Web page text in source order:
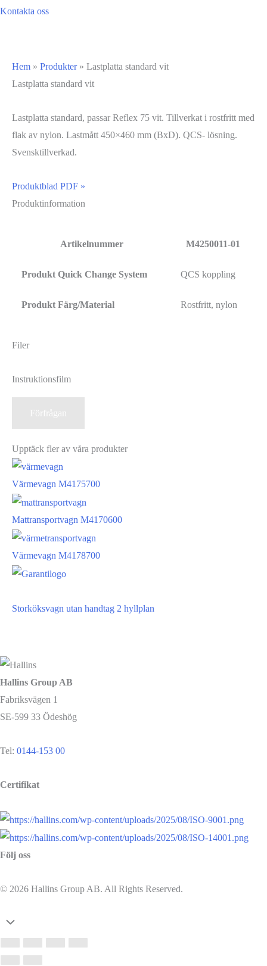
Kontakta oss
Hem » Produkter» Lastplatta standard vit
Lastplatta standard vit
Lastplatta standard, passar Reflex 75 vit. Tillverkat i rostfritt med
flak av nylon. Lastmått 450×460 mm (BxD). QCS- lösning.
Svensktillverkad.
Produktblad PDF »
Produktinformation
Artikelnummer M4250011-01
Produkt Quick Change System QCS koppling
Produkt Färg/Material Rostfritt, nylon
Filer
Instruktionsfilm
Förfrågan
Upptäck fler av våra produkter
Värmevagn M4175700
Mattransportvagn M4170600
Värmevagn M4178700
Storköksvagn utan handtag 2 hyllplan
Hallins Group AB
Fabriksvägen 1
SE-599 33 Ödeshög
Tel: 0144-153 00
Certifikat
Följ oss
© 2026 Hallins Group AB. All Rights Reserved.
Rulla
till
toppen